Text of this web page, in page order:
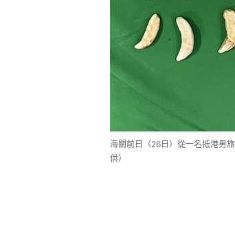
海關前日（26日）從一名抵港男
供）